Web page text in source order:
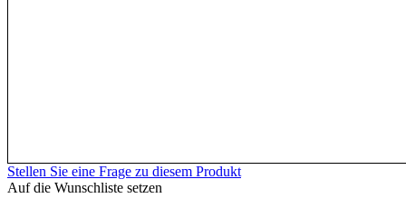
Stellen Sie eine Frage zu diesem Produkt
Auf die Wunschliste setzen